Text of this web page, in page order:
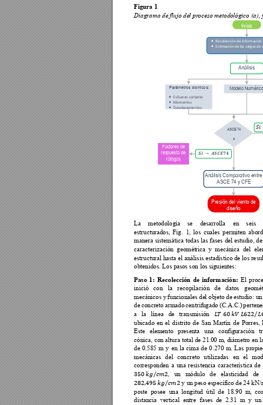
Figura 1
Diagrama de flujo del proceso metodológico (a),
La metodología se desarrolla en seis
estructurados, Fig. 1, los cuales permiten
manera sistemática todas las fases del estudio,
caracterización  geométrica  y  mecánica  del
estructural hasta el análisis estadístico de los re
obtenidos. Los pasos son los siguientes:
Paso 1: Recolección de información: El
inició
con la recopilación de datos
geomét
mecánicos y funcionales del objeto de estudio:
de concreto armado centrifugado (C.A.C.)
a
la línea de transmisión 
ubicado en el distrito de San Martín de Porres,
Este
elemento presenta una configuración
cónica, con altura total de 21.00 m, diámetro en
de 0.585 m y en la cima de 0.270 m. Las
mecánicas del concreto utilizadas en el mod
corresponden a una resistencia característica de
, un módulo de elasticidad de
 y un peso específico de 24 kN/
poste  posee  una  longitud  útil  de 18.90  m,
distancia  vertical entre fases  de 2.31 m y un
Inicio
• Recolección de información
• Esmación de las cargas de
Análisis

Modelo Numérico
Parámetros sísmicos:
• Esfuerzo cortante
• Momentos
• Desplazamientos
Factores de
respuesta de
ráfagas
ASCE 74
o
Análisis Comparativo entre
ASCE 74 y CFE
Presión del viento de
diseño
